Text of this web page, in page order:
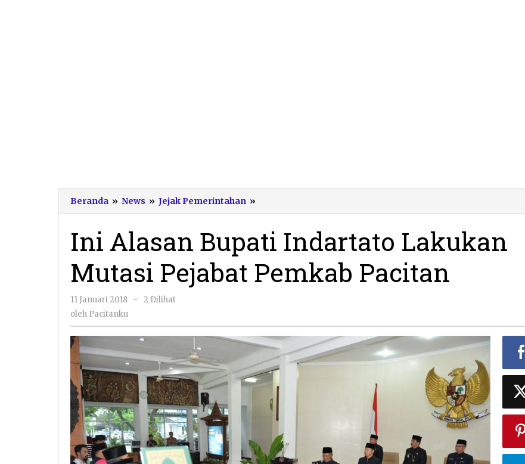
Beranda » News » Jejak Pemerintahan »
Alasan
Indartato
Lakukan
Mutasi
Pejabat
Ini Alasan Bupati Indartato Lakukan
Mutasi Pejabat Pemkab Pacitan
11 Januari 2018
oleh
-
2 Dilihat
oleh Pacitanku